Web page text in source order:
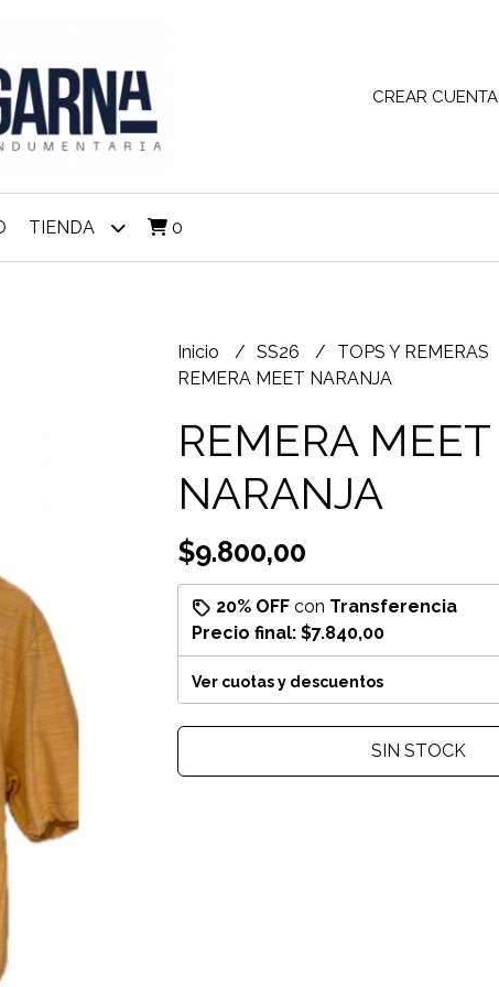
CREAR CUENTA
TIENDA 0
Inicio SS26
TOPS Y REMERAS
REMERA MEET NARANJA
REMERA MEET
NARANJA
$9.800,00
20% OFFcon Transferencia
Precio final: $7.840,00
Ver cuotas y descuentos
SIN STOCK